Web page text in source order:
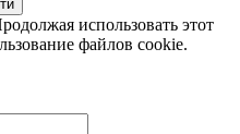
использовать этот
файлов cookie.